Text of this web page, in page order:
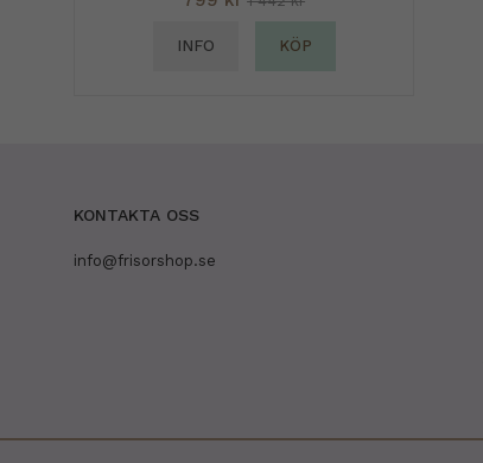
INFO KÖP
KONTAKTA OSS
info@frisorshop.se